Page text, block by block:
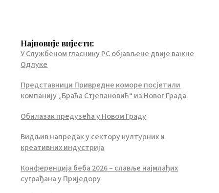
Најновије вијести:
У Службеном гласнику РС објављене двије важне
Одлуке
Представници Привредне коморе посјетили
компанију „Браћа Стјепановић“ из Новог Града
Обилазак предузећа у Новом Граду
Видљив напредак у сектору културних и
креативних индустрија
Конференција беба 2026 – славље најмлађих
суграђана у Приједору